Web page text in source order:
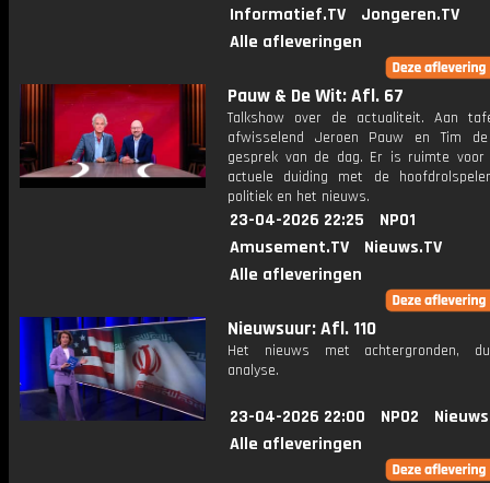
Informatief.TV
Jongeren.TV
Alle afleveringen
Pauw & De Wit: Afl. 67
Talkshow over de actualiteit. Aan
afwisselend Jeroen Pauw en Tim
gesprek van de dag. Er is ruimte
actuele duiding met de
politiek en het nieuws.
23-04-2026 22:25
NPO1
Amusement.TV
Nieuws.TV
Alle afleveringen
Nieuwsuur: Afl. 110
Het nieuws met achtergronden,
analyse.
23-04-2026 22:00 NPO2
Alle afleveringen